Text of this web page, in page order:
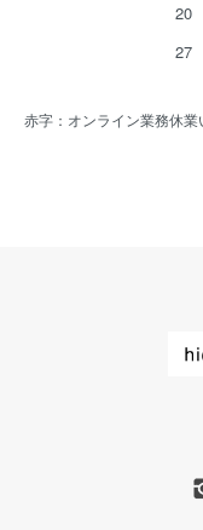
20
27
赤字：オンライン業務休業